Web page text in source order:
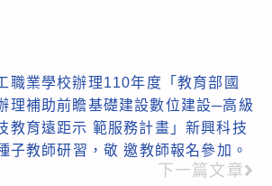
職業學校辦理110年度「教育部國
理補助前瞻基礎建設數位建設─高級
教育遠距示 範服務計畫」新興科技
子教師研習，敬 邀教師報名參加。
下一篇文章